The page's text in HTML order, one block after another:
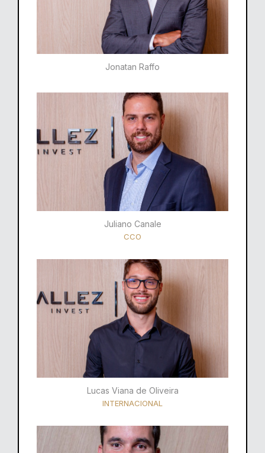
Jonatan Raffo
Juliano Canale
CCO
Lucas Viana de Oliveira
INTERNACIONAL